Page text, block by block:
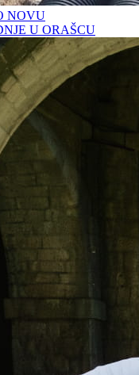
NOVU
U ORAŠCU